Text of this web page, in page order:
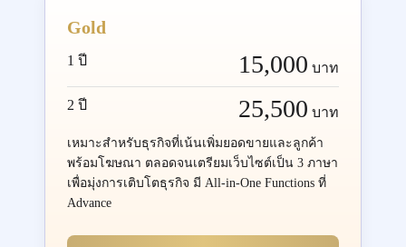
Gold
1 ปี 15,000 บาท
2 ปี 25,500 บาท
เหมาะสำหรับธุรกิจที่เน้นเพิ่มยอดขายและลูกค้า
พร้อมโฆษณา ตลอดจนเตรียมเว็บไซต์เป็น 3 ภาษา
เพื่อมุ่งการเติบโตธุรกิจ มี All-in-One Functions ที่
Advance